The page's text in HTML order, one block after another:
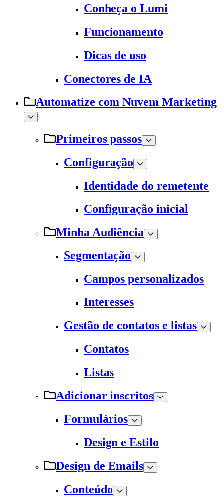
Conheça o Lumi
Funcionamento
Dicas de uso
Conectores de IA
Automatize com Nuvem Marketing
Primeiros passos
Configuração
Identidade do remetente
Configuração inicial
Minha Audiência
Segmentação
Campos personalizados
Interesses
Gestão de contatos e listas
Contatos
Listas
Adicionar inscritos
Formulários
Design e Estilo
Design de Emails
Conteúdo